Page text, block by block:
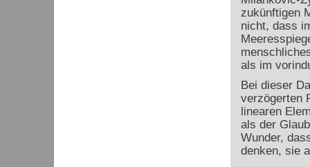
zukünftigen
nicht, dass
als im
Bei dieser
verzögerten
linearen
als der
Wunder,
denken, sie